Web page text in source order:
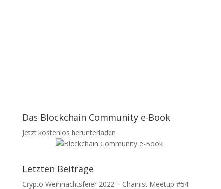
Das Blockchain Community e-Book
Jetzt kostenlos herunterladen
Letzten Beiträge
Crypto Weihnachtsfeier 2022 – Chainist Meetup #54